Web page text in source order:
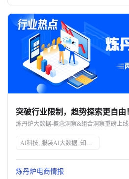
炼丹炉大数据-概念洞察&组合洞察重磅上线
AI科技, 服装AI大数据, 知衣科技, 市场趋势分析, 跨行业竞争, 消费者洞察, 产品定位, 数据分析, 电商市场数据, 新消费品牌, 行业趋势探索, 增量人群, 细分市场, 品类拓展, 市场调研
炼丹炉电商情报